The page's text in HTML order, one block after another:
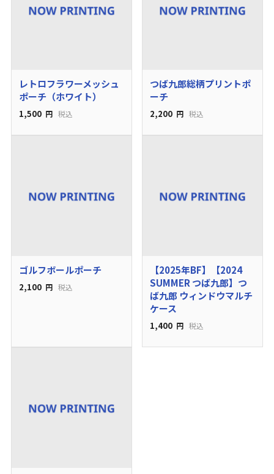
レトロフラワーメッシュ
ポーチ（ホワイト）
1,500 円 税込
つば九郎総柄プリントポ
ーチ
2,200 円 税込
ゴルフボールポーチ
2,100 円 税込
【2025年BF】【2024
SUMMER つば九郎】つ
ば九郎 ウィンドウマルチ
ケース
1,400 円 税込